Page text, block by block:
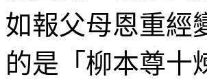
如報父母恩重經
的是「柳本尊十